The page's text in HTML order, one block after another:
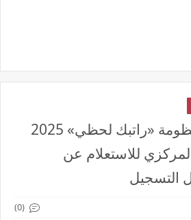
رابط الدخول لمنظومة «راتبك لحظي» 2025
للاستعلام عن
التسجيل
(0)